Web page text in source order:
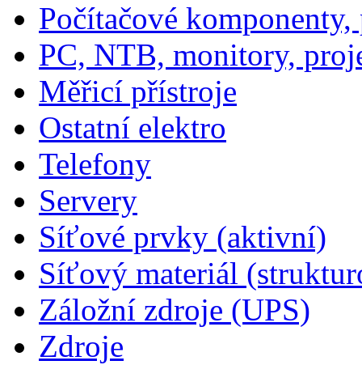
Počítačové
PC, NTB, monitory,
Měřicí přístroje
Ostatní elektro
Telefony
Servery
Síťové prvky (aktivní)
Síťový materiál
Záložní zdroje (UPS)
Zdroje